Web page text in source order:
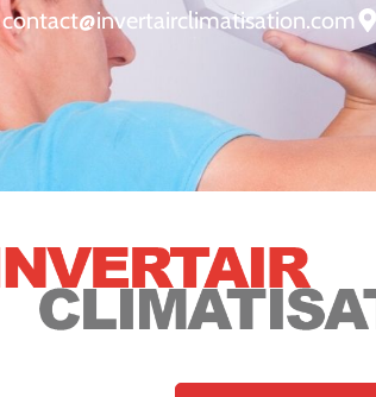
contact@invertairclimatisation.com